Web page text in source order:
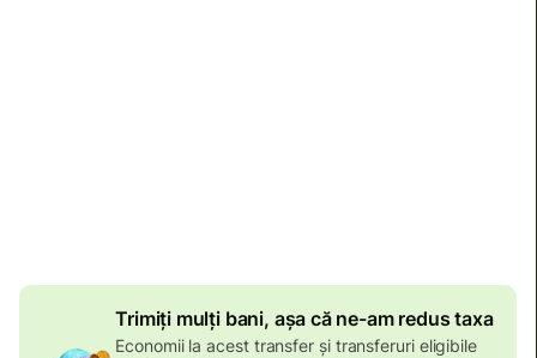
Trimiți mulți bani, așa că ne-am redus taxa
Economii la acest transfer și transferuri eligibile